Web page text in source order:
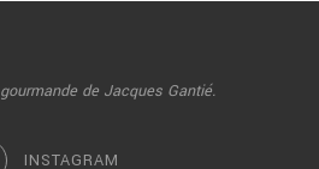
de Jacques Gantié.
INSTAGRAM